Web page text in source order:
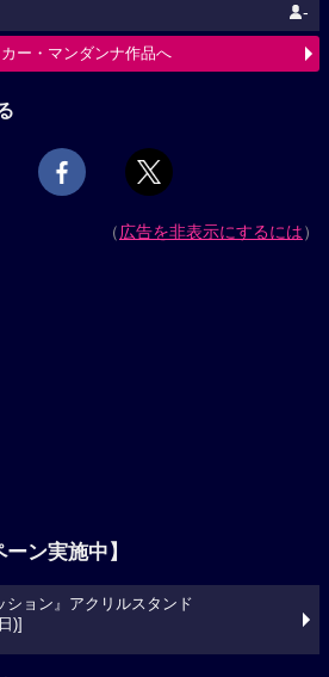
-
ー・マンダンナ作品へ
（広告を非表示にするには）
ン実施中】
ション』アクリルスタンド
)]